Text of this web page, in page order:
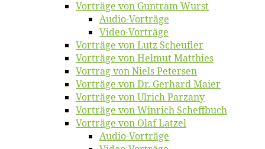
Vor­trä­ge von Gun­tram Wurst
Au­dio-Vor­trä­ge
Vi­deo-Vor­trä­ge
Vor­trä­ge von Lutz Scheufler
Vor­trä­ge von Hel­mut Matthies
Vor­trag von Niels Petersen
Vor­trä­ge von Dr. Ger­hard Maier
Vor­trä­ge von Ul­rich Parzany
Vor­trä­ge von Win­rich Scheffbuch
Vor­trä­ge von Olaf Latzel
Au­dio-Vor­trä­ge